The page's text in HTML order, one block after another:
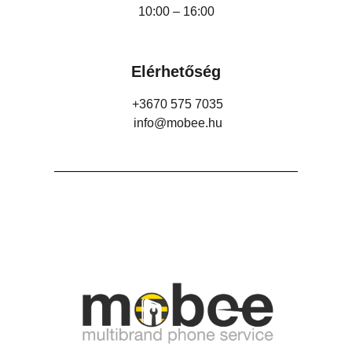
10:00 – 16:00
Elérhetőség
+3670 575 7035
info@mobee.hu